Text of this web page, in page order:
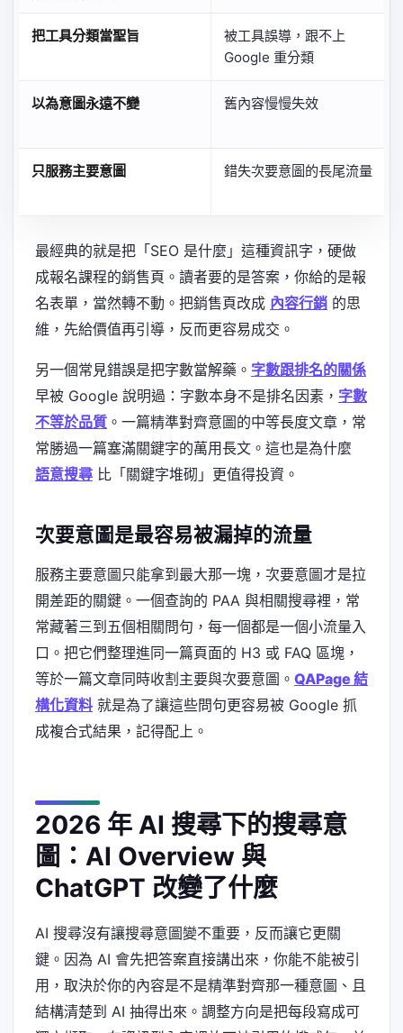
把工具分類當聖旨
被工具誤導，跟不上
Google 重分類
以為意圖永遠不變 舊內容慢慢失效
只服務主要意圖 錯失次要意圖的長尾流量
最經典的就是把「SEO 是什麼」這種資訊字，硬做
成報名課程的銷售頁。讀者要的是答案，你給的是報
名表單，當然轉不動。把銷售頁改成 內容行銷 的思
維，先給價值再引導，反而更容易成交。
另一個常見錯誤是把字數當解藥。 字數跟排名的關係
早被 Google 說明過：字數本身不是排名因素， 字數
不等於品質 。一篇精準對齊意圖的中等長度文章，常
常勝過一篇塞滿關鍵字的萬用長文。這也是為什麼
語意搜尋 比「關鍵字堆砌」更值得投資。
次要意圖是最容易被漏掉的流量
服務主要意圖只能拿到最大那一塊，次要意圖才是拉
開差距的關鍵。一個查詢的 PAA 與相關搜尋裡，常
常藏著三到五個相關問句，每一個都是一個小流量入
口。把它們整理進同一篇頁面的 H3 或 FAQ 區塊，
等於一篇文章同時收割主要與次要意圖。 QAPage 結
構化資料 就是為了讓這些問句更容易被 Google 抓
成複合式結果，記得配上。
2026 年 AI 搜尋下的搜尋意
圖：AI Overview 與
ChatGPT 改變了什麼
AI 搜尋沒有讓搜尋意圖變不重要，反而讓它更關
鍵。因為 AI 會先把答案直接講出來，你能不能被引
用，取決於你的內容是不是精準對齊那一種意圖、且
結構清楚到 AI 抽得出來。調整方向是把每段寫成可